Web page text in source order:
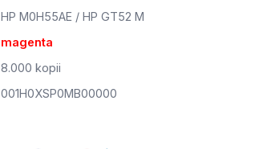
HP M0H55AE / HP GT52 M
magenta
8.000 kopii
001H0XSP0MB00000